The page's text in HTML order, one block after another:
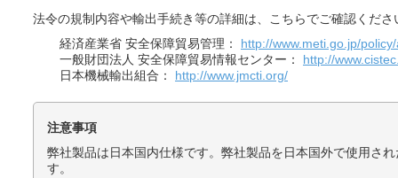
法令の規制内容や輸出手続き等の詳細は、こちらでご確認くださ
経済産業省 安全保障貿易管理： http://www.meti.go.jp/
一般財団法人 安全保障貿易情報センター： http://
日本機械輸出組合： http://www.jmcti.org/
注意事項
弊社製品は日本国内仕様です。弊社製品を日本国外で使用さ
す。